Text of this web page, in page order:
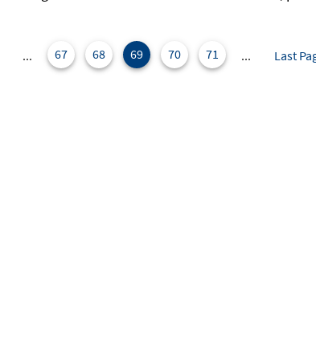
... 67 68 69 70 71 ... Last